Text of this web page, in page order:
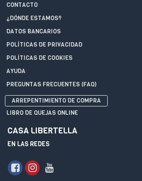
CONTACTO
¿DÓNDE ESTAMOS?
DATOS BANCARIOS
POLÍTICAS DE PRIVACIDAD
POLÍTICAS DE COOKIES
AYUDA
PREGUNTAS FRECUENTES (FAQ)
ARREPENTIMIENTO DE COMPRA
LIBRO DE QUEJAS ONLINE
CASA LIBERTELLA
EN LAS REDES